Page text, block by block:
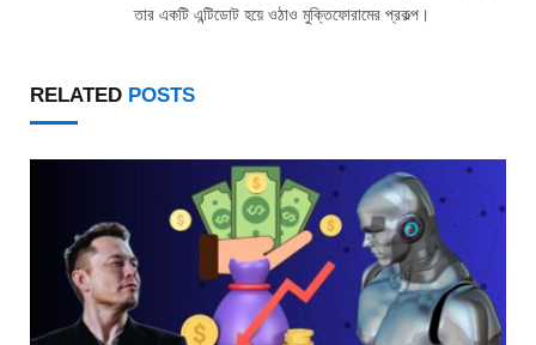
তার একটি এন্টিডোট হয়ে ওঠাও মুক্তিফোরামের প্রকল্প।
RELATED POSTS